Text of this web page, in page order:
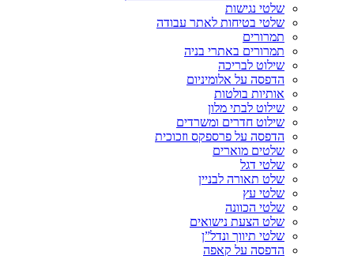
שלטי נגישות
שלטי בטיחות לאתר עבודה
תמרורים
תמרורים באתרי בניה
שילוט לבריכה
הדפסה על אלומיניום
אותיות בולטות
שילוט לבתי מלון
שילוט חדרים ומשרדים
הדפסה על פרספקס וזכוכית
שלטים מוארים
שלטי דגל
שלט תאורה לבניין
שלטי עץ
שלטי הכוונה
שלט הצעת נישואים
שלטי תיווך ונדל”ן
הדפסה על קאפה